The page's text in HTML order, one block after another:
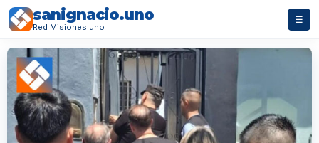
sanignacio.uno
Red Misiones.uno
☰